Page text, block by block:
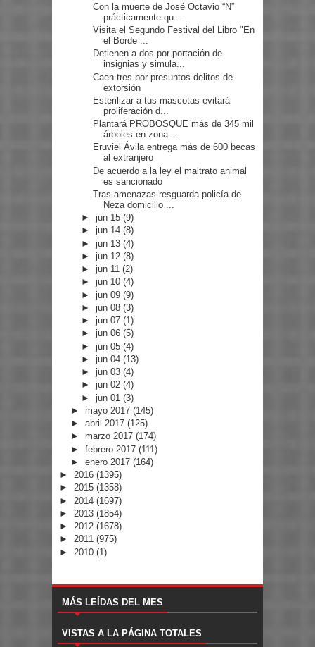
Con la muerte de José Octavio “N”
prácticamente qu...
Visita el Segundo Festival del Libro "En
el Borde ...
Detienen a dos por portación de
insignias y simula...
Caen tres por presuntos delitos de
extorsión
Esterilizar a tus mascotas evitará
proliferación d...
Plantará PROBOSQUE más de 345 mil
árboles en zona ...
Eruviel Ávila entrega más de 600 becas
al extranjero
De acuerdo a la ley el maltrato animal
es sancionado
Tras amenazas resguarda policía de
Neza domicilio ...
►jun 15(9)
►jun 14(8)
►jun 13(4)
►jun 12(8)
►jun 11(2)
►jun 10(4)
►jun 09(9)
►jun 08(3)
►jun 07(1)
►jun 06(5)
►jun 05(4)
►jun 04(13)
►jun 03(4)
►jun 02(4)
►jun 01(3)
► mayo 2017 (145)
► abril 2017 (125)
► marzo 2017 (174)
► febrero 2017 (111)
► enero 2017 (164)
► 2016 (1395)
► 2015 (1358)
► 2014 (1697)
► 2013 (1854)
► 2012 (1678)
► 2011 (975)
► 2010 (1)
MÁS LEÍDAS DEL MES
VISTAS A LA PÁGINA TOTALES